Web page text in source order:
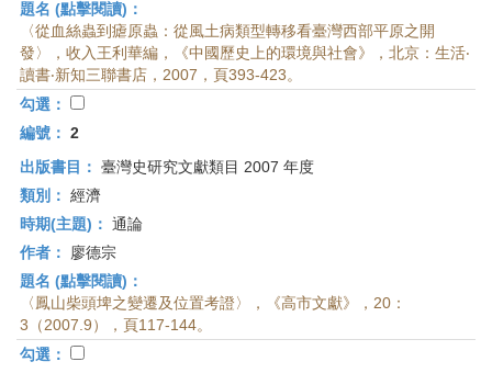
所-
首
頁
題名 (點擊閱讀)：
〈從血絲蟲到瘧原蟲：從風土病類型轉移看臺灣西部平原之開
發〉，收入王利華編，《中國歷史上的環境與社會》，北京：生活‧
讀書‧新知三聯書店，2007，頁393-423。
勾選：
編號： 2
出版書目： 臺灣史研究文獻類目 2007 年度
類別： 經濟
時期(主題)： 通論
作者：
廖德宗
題名 (點擊閱讀)：
〈鳳山柴頭埤之變遷及位置考證〉，《高市文獻》，20：
3（2007.9），頁117-144。
勾選：